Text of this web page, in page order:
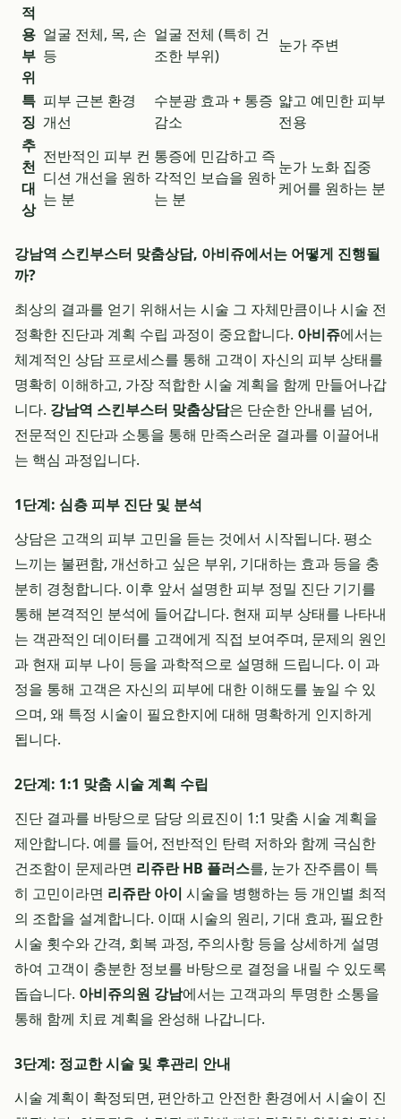
적
용
부
위
얼굴 전체, 목, 손
등
얼굴 전체 (특히 건
조한 부위)
눈가 주변
특
징
피부 근본 환경
개선
수분광 효과 + 통증
감소
얇고 예민한 피부
전용
추
천
대
상
전반적인 피부 컨
디션 개선을 원하
는 분
통증에 민감하고 즉
각적인 보습을 원하
는 분
눈가 노화 집중
케어를 원하는 분
강남역 스킨부스터 맞춤상담, 아비쥬에서는 어떻게 진행될
까?
최상의 결과를 얻기 위해서는 시술 그 자체만큼이나 시술 전
정확한 진단과 계획 수립 과정이 중요합니다. 아비쥬에서는
체계적인 상담 프로세스를 통해 고객이 자신의 피부 상태를
명확히 이해하고, 가장 적합한 시술 계획을 함께 만들어나갑
니다. 강남역 스킨부스터 맞춤상담은 단순한 안내를 넘어,
전문적인 진단과 소통을 통해 만족스러운 결과를 이끌어내
는 핵심 과정입니다.
1단계: 심층 피부 진단 및 분석
상담은 고객의 피부 고민을 듣는 것에서 시작됩니다. 평소
느끼는 불편함, 개선하고 싶은 부위, 기대하는 효과 등을 충
분히 경청합니다. 이후 앞서 설명한 피부 정밀 진단 기기를
통해 본격적인 분석에 들어갑니다. 현재 피부 상태를 나타내
는 객관적인 데이터를 고객에게 직접 보여주며, 문제의 원인
과 현재 피부 나이 등을 과학적으로 설명해 드립니다. 이 과
정을 통해 고객은 자신의 피부에 대한 이해도를 높일 수 있
으며, 왜 특정 시술이 필요한지에 대해 명확하게 인지하게
됩니다.
2단계: 1:1 맞춤 시술 계획 수립
진단 결과를 바탕으로 담당 의료진이 1:1 맞춤 시술 계획을
제안합니다. 예를 들어, 전반적인 탄력 저하와 함께 극심한
건조함이 문제라면 리쥬란 HB 플러스를, 눈가 잔주름이 특
히 고민이라면 리쥬란 아이 시술을 병행하는 등 개인별 최적
의 조합을 설계합니다. 이때 시술의 원리, 기대 효과, 필요한
시술 횟수와 간격, 회복 과정, 주의사항 등을 상세하게 설명
하여 고객이 충분한 정보를 바탕으로 결정을 내릴 수 있도록
돕습니다. 아비쥬의원 강남에서는 고객과의 투명한 소통을
통해 함께 치료 계획을 완성해 나갑니다.
3단계: 정교한 시술 및 후관리 안내
시술 계획이 확정되면, 편안하고 안전한 환경에서 시술이 진